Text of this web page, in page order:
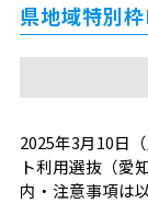
県地域特別
2025年3月10日
ト利用選抜（愛
内・注意事項は